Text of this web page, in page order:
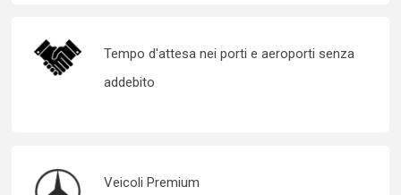
Tempo d'attesa nei porti e aeroporti senza
addebito
Veicoli Premium